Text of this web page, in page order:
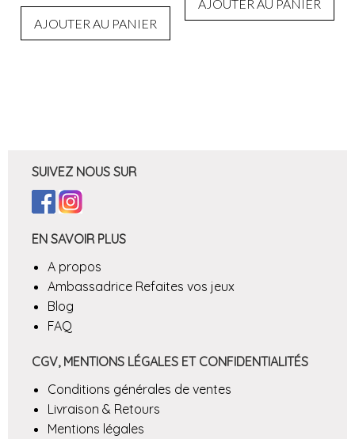
AJOUTER AU PANIER
AJOUTER AU PANIER
SUIVEZ NOUS SUR
EN SAVOIR PLUS
A propos
Ambassadrice Refaites vos jeux
Blog
FAQ
CGV, MENTIONS LÉGALES ET CONFIDENTIALITÉS
Conditions générales de ventes
Livraison & Retours
Mentions légales